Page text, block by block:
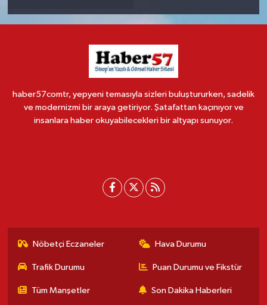
haber57comtr, yepyeni temasıyla sizleri buluştururken, sadelik
ve modernizmi bir araya getiriyor. Şatafattan kaçınıyor ve
insanlara haber okuyabilecekleri bir altyapı sunuyor.
Nöbetçi Eczaneler Hava Durumu
Trafik Durumu Puan Durumu ve Fikstür
Tüm Manşetler Son Dakika Haberleri